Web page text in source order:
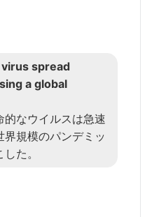
spread
a global
的なウイルスは急速
界規模のパンデミッ
た。